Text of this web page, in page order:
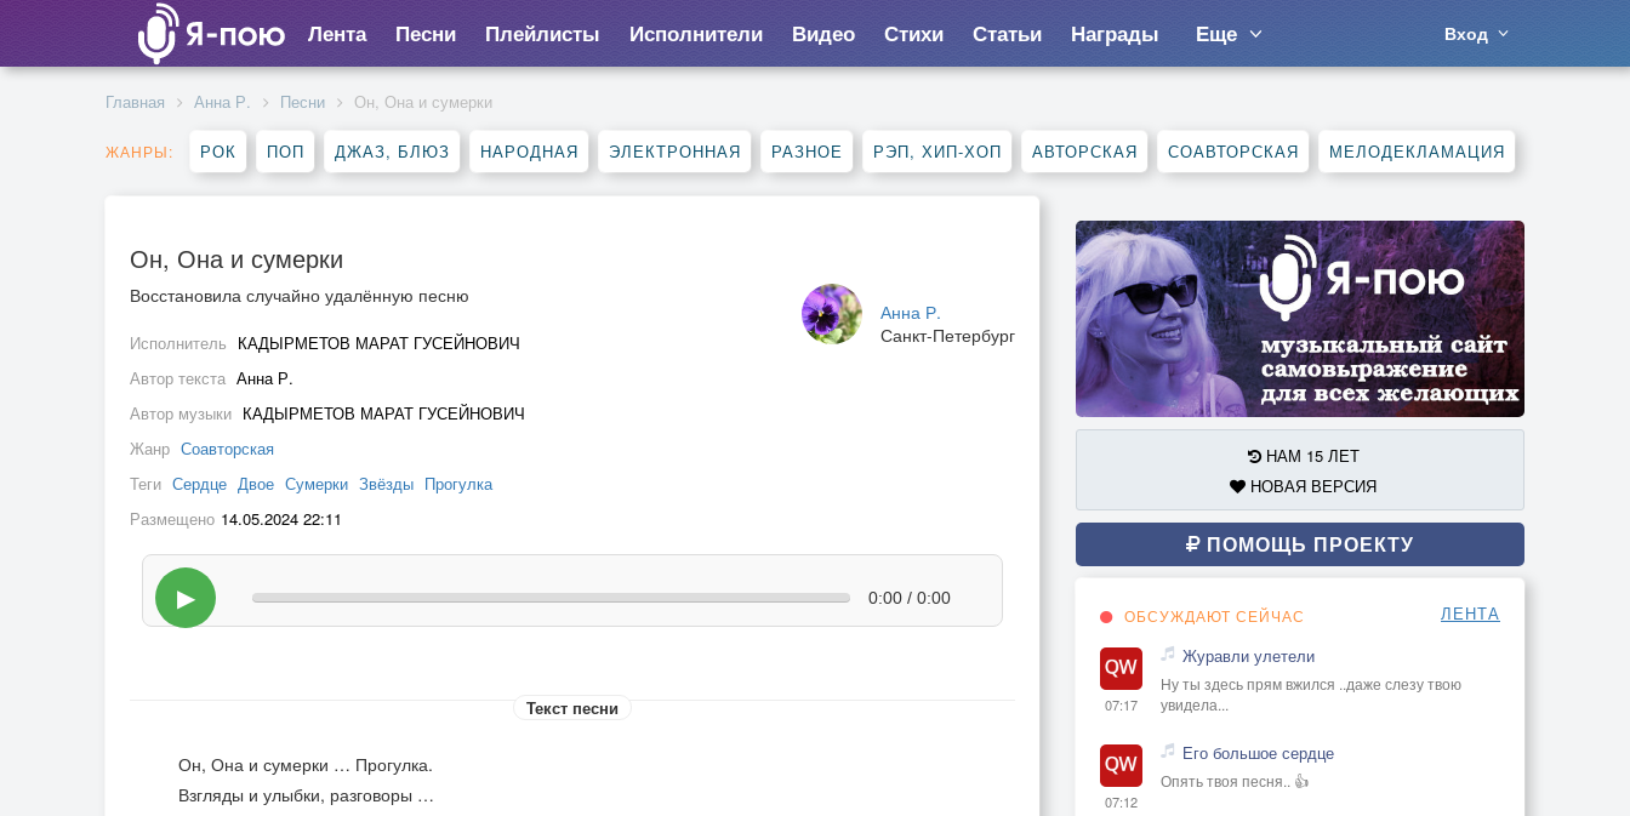
Лента Песни Плейлисты Исполнители Видео Стихи Статьи Награды Еще Вход
Главная Анна Р. Песни Он, Она и сумерки
ЖАНРЫ: РОК ПОП ДЖАЗ, БЛЮЗ НАРОДНАЯ ЭЛЕКТРОННАЯ РАЗНОЕ РЭП, ХИП-ХОП АВТОРСКАЯ СОАВТОРСКАЯ МЕЛОДЕКЛАМАЦИЯ
Он, Она и сумерки
Анна Р.
Санкт-Петербург
Восстановила случайно удалённую песню
Исполнитель КАДЫРМЕТОВ МАРАТ ГУСЕЙНОВИЧ
Автор текста Анна Р.
Автор музыки КАДЫРМЕТОВ МАРАТ ГУСЕЙНОВИЧ
Жанр Соавторская
Теги Сердце Двое Сумерки Звёзды Прогулка
Размещено 14.05.2024 22:11
▶ 0:00 / 0:00
Текст песни
Он, Она и сумерки … Прогулка.
Взгляды и улыбки, разговоры …
НАМ 15 ЛЕТ
НОВАЯ ВЕРСИЯ
ПОМОЩЬ ПРОЕКТУ
ОБСУЖДАЮТ СЕЙЧАС ЛЕНТА
07:17
Журавли улетели
Ну ты здесь прям вжился ..даже слезу твою
увидела...
07:12
Его большое сердце
Опять твоя песня.. 👍